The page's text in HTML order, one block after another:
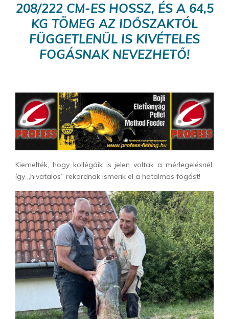
208/222 CM-ES HOSSZ, ÉS A 64,5
KG TÖMEG AZ IDŐSZAKTÓL
FÜGGETLENÜL IS KIVÉTELES
FOGÁSNAK NEVEZHETŐ!
Kiemelték, hogy kollégáik is jelen voltak a mérlegelésnél,
így „hivatalos” rekordnak ismerik el a hatalmas fogást!